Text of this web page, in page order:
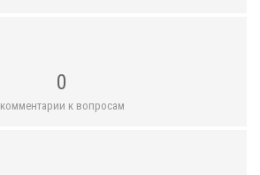
0
комментарии к вопросам